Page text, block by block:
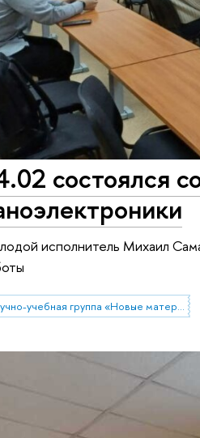
состоялся
исполнитель Михаил
Научно-учебная группа «Новые материалы для солнечной энергетики»